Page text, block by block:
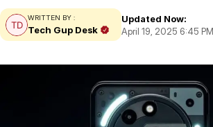
আসছে Nothing Phone (3)। সম্প্রতি
লঞ্চের…
WRITTEN BY :
Tech Gup Desk
Updated Now:
April 19, 2025 6:45 PM